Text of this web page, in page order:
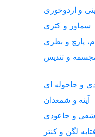
و اردوخوری
سماور و کتری
پارچ و بطری
و تندیس
و جاحوله ای
آینه و شمعدان
و جاعودی
لگن و کنتر